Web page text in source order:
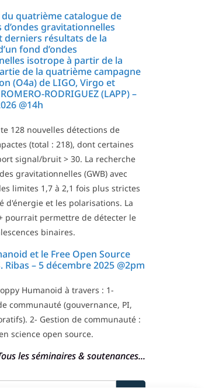
quatrième catalogue de
gravitationnelles
derniers résultats de la
fond d’ondes
isotrope à partir de la
de la quatrième campagne
(O4a) de LIGO, Virgo et
RODRIGUEZ (LAPP) –
@14h
128 nouvelles détections de
(total : 218), dont certaines
signal/bruit > 30. La recherche
gravitationnelles (GWB) avec
limites 1,7 à 2,1 fois plus strictes
d'énergie et les polarisations. La
pourrait permettre de détecter le
binaires.
et le Free Open Source
Ribas – 5 décembre 2025 @2pm
Humanoid à travers : 1-
communauté (gouvernance, PI,
2- Gestion de communauté :
science open source.
les séminaires & soutenances...